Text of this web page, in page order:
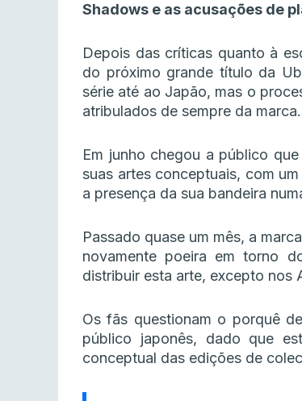
Shadows e as acusações de
Depois das críticas quanto à
do próximo grande título da
série até ao Japão, mas o
atribulados de sempre da marca.
Em junho chegou a público
suas artes conceptuais, com
a presença da sua bandeira
Passado quase um mês, a
novamente poeira em torno
distribuir esta arte, excepto nos
Os fãs questionam o porquê
público japonês, dado que
conceptual das edições de